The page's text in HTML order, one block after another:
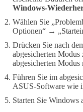
Windows-
Wählen Sie
Optionen“ →
Drücken Sie nach
abgesicherten Modus
abgesicherten
Führen Sie im
ASUS-Software wie
Starten Sie Windows